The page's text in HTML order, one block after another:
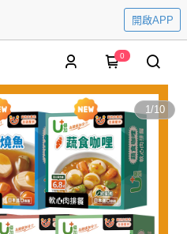
開啟APP
0
1/10